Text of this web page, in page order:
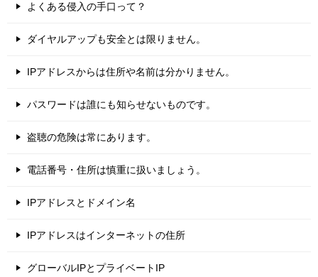
よくある侵入の手口って？
ダイヤルアップも安全とは限りません。
IPアドレスからは住所や名前は分かりません。
パスワードは誰にも知らせないものです。
盗聴の危険は常にあります。
電話番号・住所は慎重に扱いましょう。
IPアドレスとドメイン名
IPアドレスはインターネットの住所
グローバルIPとプライベートIP